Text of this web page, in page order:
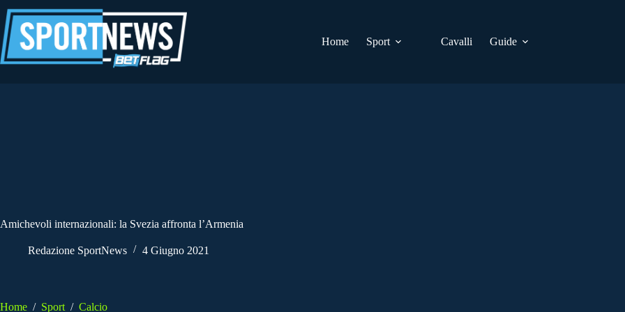
al
contenuto
Home
Sport Cavalli Guide
Amichevoli internazionali: la Svezia affronta l’Armenia
Redazione SportNews 4 Giugno 2021
Home / Sport / Calcio